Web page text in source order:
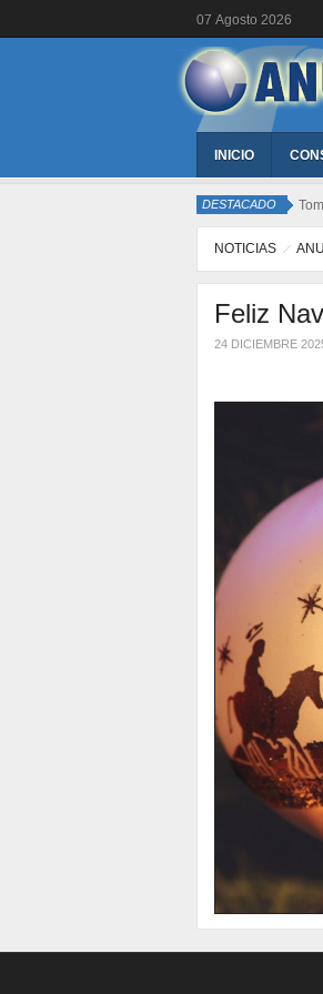
07 Agosto 2026
INICIO
DESTACADO
NOTICIAS
Feliz
24 DICIEMBRE